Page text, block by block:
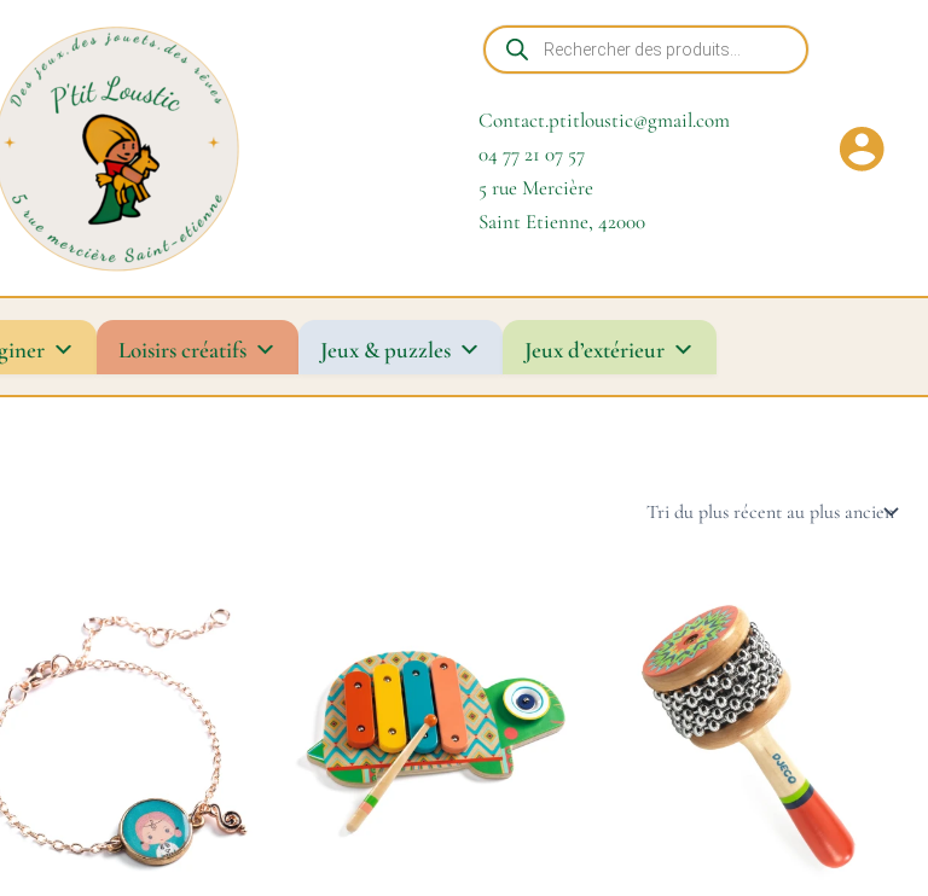
Recherche
de
produits
Contact.ptitloustic@gmail.com
04 77 21 07 57
5 rue Mercière
Saint Etienne, 42000
Loisirs créatifs Jeux & puzzles Jeux d’extérieur